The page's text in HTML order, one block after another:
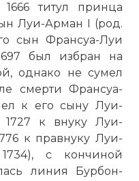
титул принца
Луи-Арман I (род.
сын Франсуа-Луи
был избран на
однако не сумел
смерти Франсуа-
к его сыну Луи-
к внуку Луи-
к правнуку Луи-
с кончиной
линия Бурбон-